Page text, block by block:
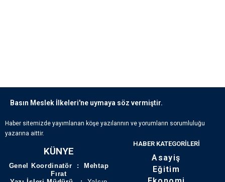
Basın Meslek İlkeleri'ne uymaya söz vermiştir.
Haber sitemizde yayımlanan köşe yazılarının ve yorumların sorumluluğu
yazarına aittir.
KÜNYE
Genel Koordinatör : Mehtap
Fırat
HABER KATEGORILERI
Asayiş
Eğitim